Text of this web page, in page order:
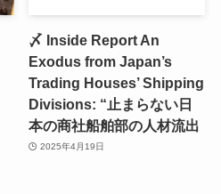
〆 Inside Report An
Exodus from Japan’s
Trading Houses’ Shipping
Divisions: “止まらない日
本の商社船舶部の人材流出
2025年4月19日